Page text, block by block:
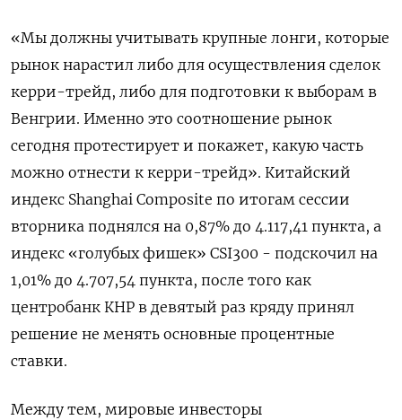
«Мы должны учитывать крупные ‌лонги, которые
рынок нарастил либо для осуществления сделок
керри-трейд, либо для подготовки ​к выборам в
Венгрии. Именно это соотношение рынок
сегодня протестирует и покажет, какую часть
можно ‌отнести к керри-трейд». Китайский
индекс Shanghai Composite по итогам сессии
вторника поднялся на 0,87% до 4.117,41 пункта, а
индекс «голубых фишек» CSI300 - ​подскочил на
1,​01% до 4.707,54 ‌пункта, после того как
центробанк КНР в девятый раз кряду принял
решение не менять ​основные процентные
ставки.
Между тем, мировые инвесторы